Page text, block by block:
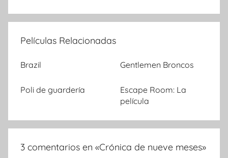
Películas Relacionadas
Brazil Gentlemen Broncos
Poli de guardería
Escape Room: La
película
3 comentarios en «Crónica de nueve meses»